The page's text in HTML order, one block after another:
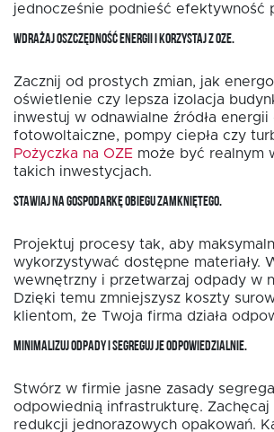
jednocześnie podnieść efektywność
WDRAŻAJ OSZCZĘDNOŚĆ ENERGII I KORZYSTAJ Z OZE.
Zacznij od prostych zmian, jak
oświetlenie czy lepsza izolacja
inwestuj w odnawialne źródła energii
fotowoltaiczne, pompy ciepła czy
Pożyczka na OZE może być realnym
takich inwestycjach.
STAWIAJ NA GOSPODARKĘ OBIEGU ZAMKNIĘTEGO.
Projektuj procesy tak, aby
wykorzystywać dostępne materiały.
wewnętrzny i przetwarzaj odpady w
Dzięki temu zmniejszysz koszty
klientom, że Twoja firma działa
MINIMALIZUJ ODPADY I SEGREGUJ JE ODPOWIEDZIALNIE.
Stwórz w firmie jasne zasady
odpowiednią infrastrukturę.
redukcji jednorazowych opakowań.